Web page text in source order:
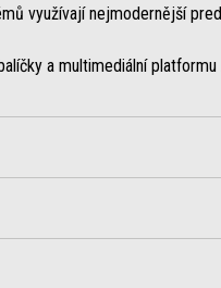
využívají nejmodernější
a multimediální platformu